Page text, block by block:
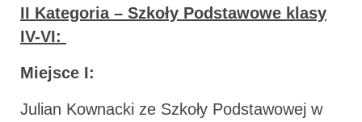
II Kategoria – Szkoły Podstawowe klasy
IV-VI:
Miejsce I:
Julian Kownacki ze Szkoły Podstawowej w